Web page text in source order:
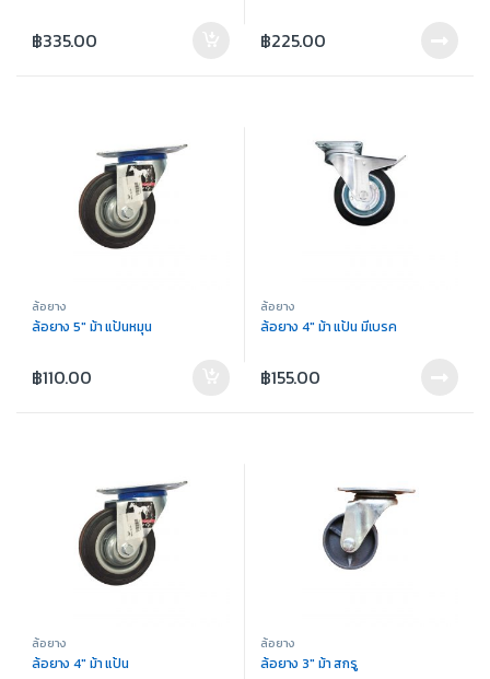
฿335.00 ฿225.00
ล้อยาง
ล้อยาง 5″ ม้า แป้นหมุน
฿110.00
ล้อยาง
ล้อยาง 4″ ม้า แป้น มีเบรค
฿155.00
ล้อยาง
ล้อยาง 4″ ม้า แป้น
ล้อยาง
ล้อยาง 3″ ม้า สกรู